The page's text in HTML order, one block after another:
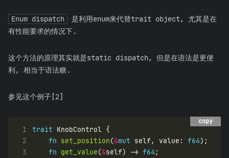
Enum dispatch
是利用enum来代替trait object, 尤其是在
有性能要求的情况下.
这个方法的原理其实就是static dispatch, 但是在语法是更便
利, 相当于语法糖.
参见这个例子[2]
copy
copy
1 trait
2
fn set_position(&mut self, value: f64
3
fn get_value(&self) -> f64